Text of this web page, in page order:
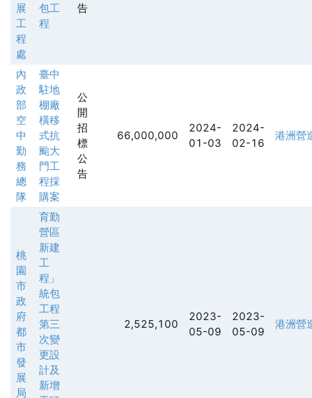
展
工
程
處
包工
程
告
內
政
部
空
中
勤
務
總
隊
臺中
駐地
棚廠
橫移
式抗
颱大
門工
程採
購案
公
開
招
標
公
告
66,000,000
2024-
01-03
2024-
02-16
港洲營
桃
園
市
政
府
都
市
發
展
局
育勤
營區
新建
工
程」
統包
工程
第三
次變
更設
計及
新增
2,525,100
2023-
05-09
2023-
05-09
港洲營